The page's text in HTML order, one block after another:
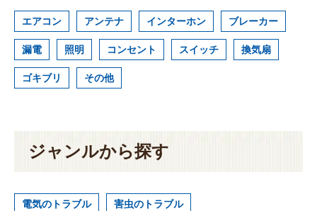
エアコン アンテナ インターホン ブレーカー
漏電 照明 コンセント スイッチ 換気扇
ゴキブリ その他
ジャンルから探す
電気のトラブル 害虫のトラブル